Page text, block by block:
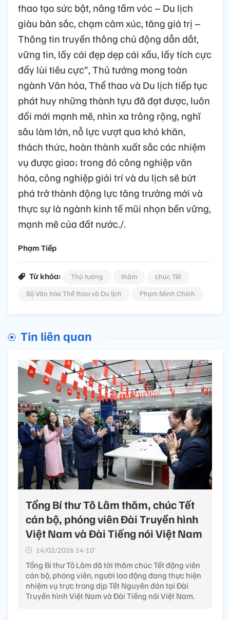
thao tạo sức bật, nâng tầm vóc – Du lịch
giàu bản sắc, chạm cảm xúc, tăng giá trị –
Thông tin truyền thông chủ động dẫn dắt,
vững tin, lấy cái đẹp dẹp cái xấu, lấy tích cực
đẩy lùi tiêu cực”, Thủ tướng mong toàn
ngành Văn hóa, Thể thao và Du lịch tiếp tục
phát huy những thành tựu đã đạt được, luôn
đổi mới mạnh mẽ, nhìn xa trông rộng, nghĩ
sâu làm lớn, nỗ lực vượt qua khó khăn,
thách thức, hoàn thành xuất sắc các nhiệm
vụ được giao; trong đó công nghiệp văn
hóa, công nghiệp giải trí và du lịch sẽ bứt
phá trở thành động lực tăng trưởng mới và
thực sự là ngành kinh tế mũi nhọn bền vững,
mạnh mẽ của đất nước./.
Phạm Tiếp
Từ khóa: Thủ tướng thăm
chúc Tết
Bộ Văn hóa Thể thao và Du lịch
Phạm Minh Chính
Tin liên quan
Tổng Bí thư Tô Lâm thăm, chúc Tết
cán bộ, phóng viên Đài Truyền hình
Việt Nam và Đài Tiếng nói Việt Nam
14/02/2026 14:10’
Tổng Bí thư Tô Lâm đã tới thăm chúc Tết động viên
cán bộ, phóng viên, người lao động đang thực hiện
nhiệm vụ trực trong dịp Tết Nguyên đán tại Đài
Truyền hình Việt Nam và Đài Tiếng nói Việt Nam.